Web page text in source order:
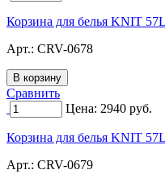
Корзина для белья KNIT
Арт.: CRV-0678
Сравнить
Цена: 2940 руб.
Корзина для белья KNIT
Арт.: CRV-0679